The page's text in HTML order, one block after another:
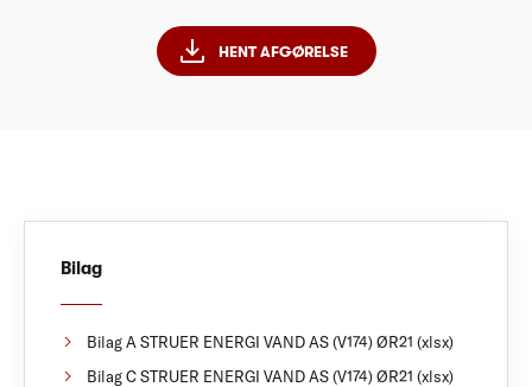
HENT AFGØRELSE
Bilag
Bilag A STRUER ENERGI VAND AS (V174) ØR21 (xlsx)
Bilag C STRUER ENERGI VAND AS (V174) ØR21 (xlsx)